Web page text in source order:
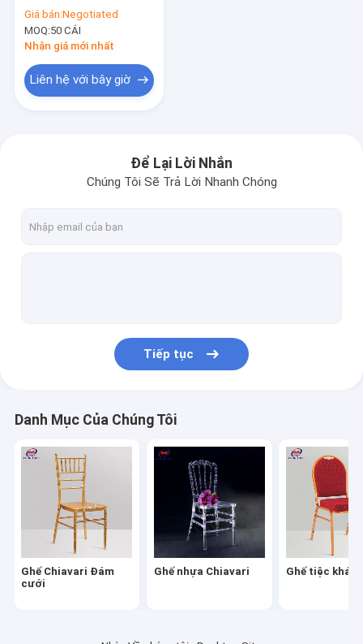
Yêu cầu báo giá
VR
Ghế nhựa Chiavari
Ghế và bàn gấp nhựa
Ghế sofa giường King
Ghế nhựa sự kiện
Bảng acrylic trong suốt
Ghế ăn tiệc
Giá bán:Negotiated
MOQ:50 CÁI
Nhận giá mới nhất
Liên hệ với bây giờ
Để Lại Lời Nhắn
Chúng Tôi Sẽ Trả Lời Nhanh Chóng
Tiếp tục
Danh Mục Của Chúng Tôi
Ghế Chiavari Đám
cưới
Ghế nhựa Chiavari Ghế tiệc